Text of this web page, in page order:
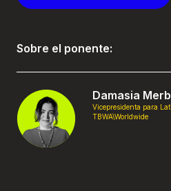
Sobre el ponente:
Damasia
Vicepresidenta para
TBWA\Worldwide